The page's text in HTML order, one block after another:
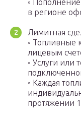
◦
в регионе
Лимитная
◦ Топливные
лицевым
◦ Услуги или
◦ Каждая
протяжении